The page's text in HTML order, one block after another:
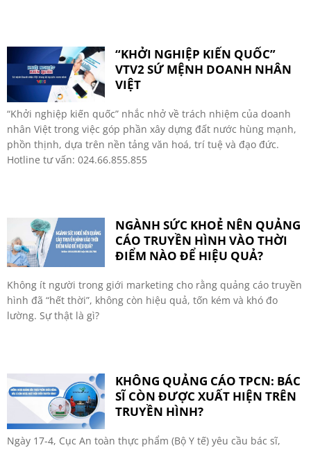
“KHỞI NGHIỆP KIẾN QUỐC”
VTV2 SỨ MỆNH DOANH NHÂN
VIỆT
“Khởi nghiệp kiến quốc” nhắc nhở về trách nhiệm của doanh
nhân Việt trong việc góp phần xây dựng đất nước hùng mạnh,
phồn thịnh, dựa trên nền tảng văn hoá, trí tuệ và đạo đức.
Hotline tư vấn: 024.66.855.855
NGÀNH SỨC KHOẺ NÊN QUẢNG
CÁO TRUYỀN HÌNH VÀO THỜI
ĐIỂM NÀO ĐỂ HIỆU QUẢ?
Không ít người trong giới marketing cho rằng quảng cáo truyền
hình đã “hết thời”, không còn hiệu quả, tốn kém và khó đo
lường. Sự thật là gì?
KHÔNG QUẢNG CÁO TPCN: BÁC
SĨ CÒN ĐƯỢC XUẤT HIỆN TRÊN
TRUYỀN HÌNH?
Ngày 17-4, Cục An toàn thực phẩm (Bộ Y tế) yêu cầu bác sĩ,